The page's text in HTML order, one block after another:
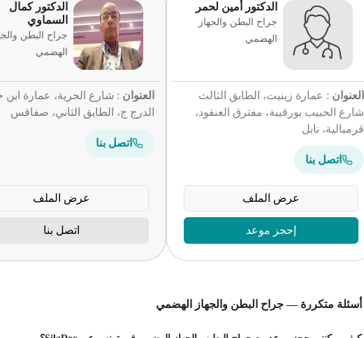
الدكتور أمين لحمر
جراح البطن والجهاز
الهضمي
العنوان : عمارة زينيت، الطابق الثالث
شارع الحبيب بورقيبة، مفترق العنقود،
قرمبالية، نابل
اتصل بنا
عرض الملف
إحجز موعد
الدكتور كمال
السماوي
جراح البطن
الهضمي
العنوان : شارع الحرية، عمارة ابن
الدرج ج، الطابق الثاني، صفاقس
اتصل بنا
عرض الملف
اتصل بنا
أسئلة متكررة — جراح البطن والجهاز الهضمي